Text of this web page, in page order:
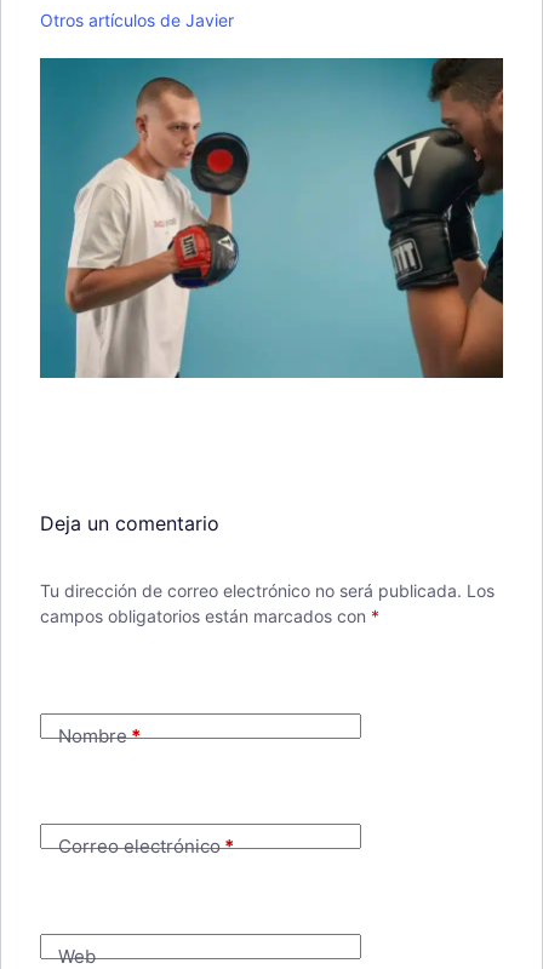
Otros artículos de Javier
Deja un comentario
Tu dirección de correo electrónico no será publicada. Los
campos obligatorios están marcados con *
Nombre*
Correo electrónico*
Web